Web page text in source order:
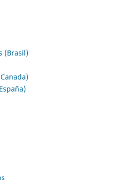
(Brasil)